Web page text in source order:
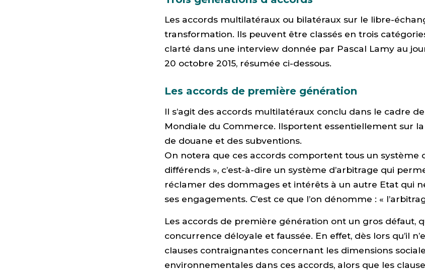
Les accords multilatéraux ou bilatéraux sur le libre-
transformation. Ils peuvent être classés en trois
clarté dans une interview donnée par Pascal Lamy au
20 octobre 2015, résumée ci-dessous.
Les accords de première génération
Il s’agit des accords multilatéraux conclu dans le cadre
Mondiale du Commerce. Ilsportent essentiellement sur
de douane et des subventions.
On notera que ces accords comportent tous un système
différends », c’est-à-dire un système d’arbitrage qui
réclamer des dommages et intérêts à un autre Etat qui
ses engagements. C’est ce que l’on dénomme : «
Les accords de première génération ont un gros défaut,
concurrence déloyale et faussée. En effet, dès lors qu’il
clauses contraignantes concernant les dimensions
environnementales dans ces accords, alors que les